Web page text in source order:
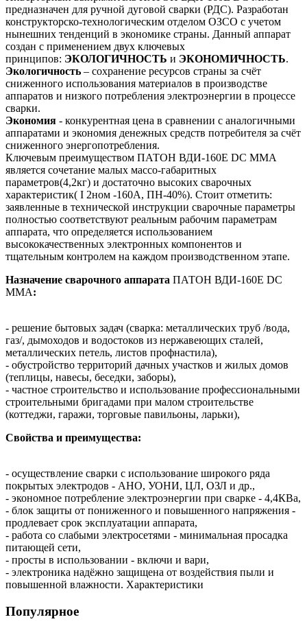
предназначен для ручной дуговой сварки (РДС). Разработан
конструкторско-технологическим отделом ОЗСО с учетом
нынешних тенденций в экономике страны. Данный аппарат
создан с применением двух ключевых
принципов: ЭКОЛОГИЧНОСТЬ и ЭКОНОМИЧНОСТЬ.
Экологичность – сохранение ресурсов страны за счёт
сниженного использования материалов в производстве
аппаратов и низкого потребления электроэнергии в процессе
сварки.
Экономия - конкурентная цена в сравнении с аналогичными
аппаратами и экономия денежных средств потребителя за счёт
сниженного энергопотребления.
Ключевым преимуществом ПАТОН ВДИ-160E DC MMA
является сочетание малых массо-габаритных
параметров(4,2кг) и достаточно высоких сварочных
характеристик( I 2ном -160А, ПН-40%). Стоит отметить:
заявленные в технической инструкции сварочные параметры
полностью соответствуют реальным рабочим параметрам
аппарата, что определяется использованием
высококачественных электронных компонентов и
тщательным контролем на каждом производственном этапе.
Назначение сварочного аппарата ПАТОН ВДИ-160E DC
MMA:
- решение бытовых задач (сварка: металлических труб /вода,
газ/, дымоходов и водостоков из нержавеющих сталей,
металлических петель, листов профнастила),
- обустройство территорий дачных участков и жилых домов
(теплицы, навесы, беседки, заборы),
- частное строительство и использование профессиональными
строительными бригадами при малом строительстве
(коттеджи, гаражи, торговые павильоны, ларьки),
Свойства и преимущества:
- осуществление сварки с использование широкого ряда
покрытых электродов - АНО, УОНИ, ЦЛ, ОЗЛ и др.,
- экономное потребление электроэнергии при сварке - 4,4КВа,
- блок защиты от пониженного и повышенного напряжения -
продлевает срок эксплуатации аппарата,
- работа со слабыми электросетями - минимальная просадка
питающей сети,
- просты в использовании - включи и вари,
- электроника надёжно защищена от воздействия пыли и
повышенной влажности. Характеристики
Популярное